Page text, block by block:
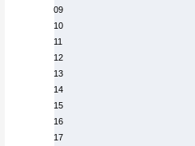
09
10
11
12
13
14
15
16
17